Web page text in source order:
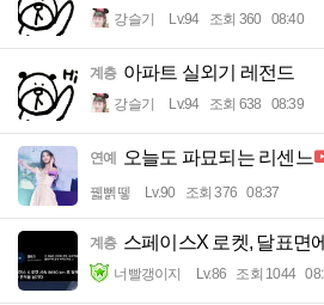
강슬기 Lv.94 조회 360 08:40
계층 아파트 실외기 레전드
강슬기 Lv.94 조회 638 08:39
연예 오늘도 파묘되는 리센느
꿻뻵뗗 Lv.90 조회 376 08:37
계층 스페이스X 로켓, 달표면
너빨갱이지 Lv.86 조회 1044